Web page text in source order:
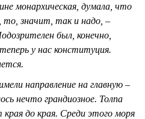
монархическая, думала, что
то, значит, так и надо, –
был, конечно,
у нас конституция.
направление на главную –
нечто грандиозное. Толпа
до края. Среди этого моря